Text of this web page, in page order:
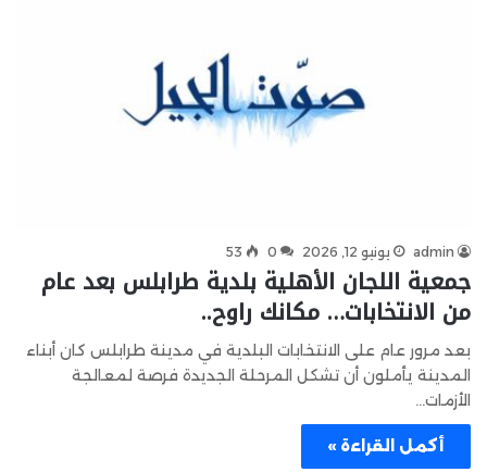
admin يونيو 12, 2026 0
53
جمعية اللجان الأهلية بلدية طرابلس بعد عام
من الانتخابات… مكانك راوح..
بعد مرور عام على الانتخابات البلدية في مدينة طرابلس كان أبناء
المدينة يأملون أن تشكل المرحلة الجديدة فرصة لمعالجة
الأزمات…
أكمل القراءة »